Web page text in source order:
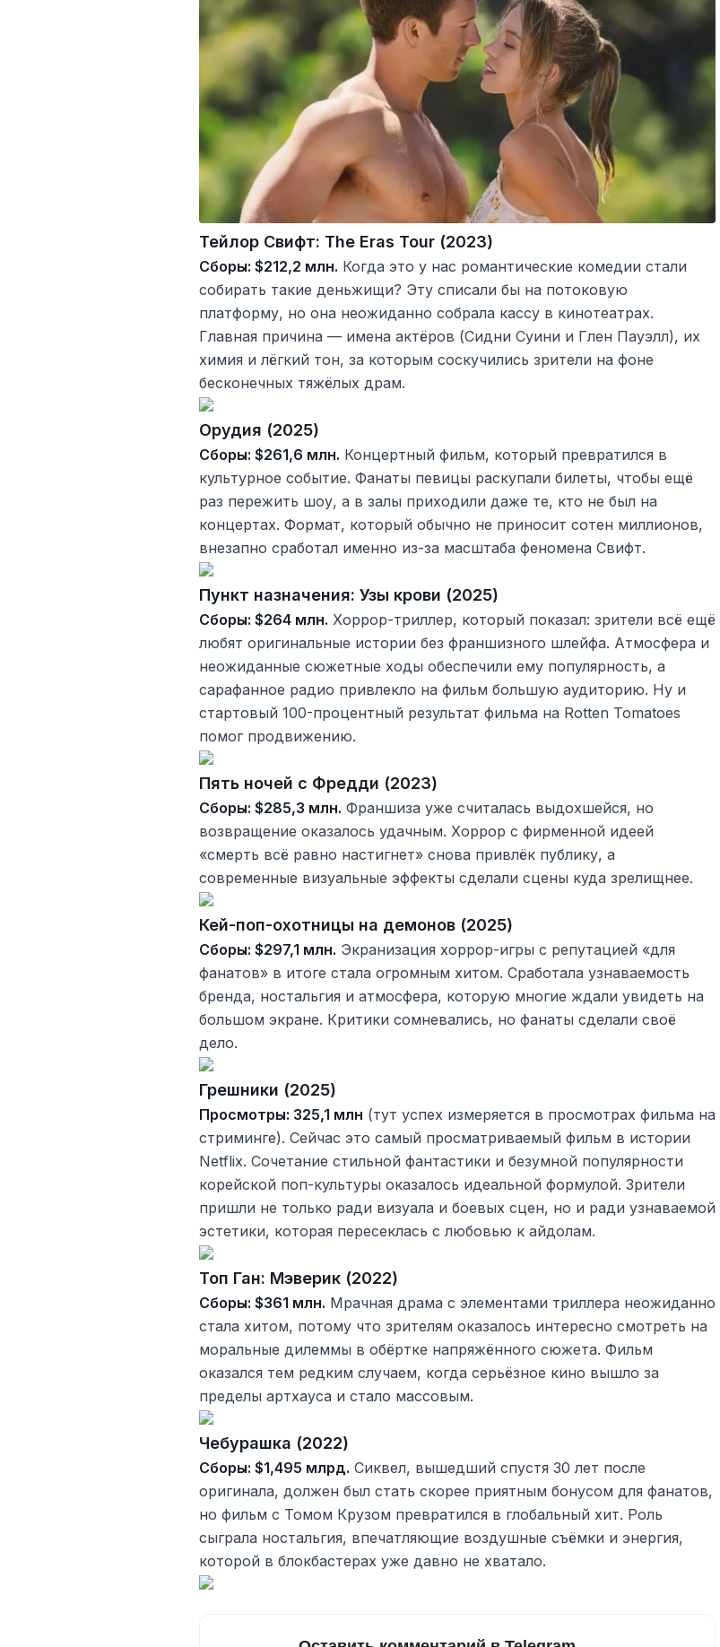
Тейлор Свифт: The Eras Tour (2023)
Сборы: $212,2 млн. Когда это у нас романтические комедии стали
собирать такие деньжищи? Эту списали бы на потоковую
платформу, но она неожиданно собрала кассу в кинотеатрах.
Главная причина — имена актёров (Сидни Суини и Глен Пауэлл), их
химия и лёгкий тон, за которым соскучились зрители на фоне
бесконечных тяжёлых драм.
Орудия (2025)
Сборы: $261,6 млн. Концертный фильм, который превратился в
культурное событие. Фанаты певицы раскупали билеты, чтобы ещё
раз пережить шоу, а в залы приходили даже те, кто не был на
концертах. Формат, который обычно не приносит сотен миллионов,
внезапно сработал именно из-за масштаба феномена Свифт.
Пункт назначения: Узы крови (2025)
Сборы: $264 млн. Хоррор-триллер, который показал: зрители всё ещё
любят оригинальные истории без франшизного шлейфа. Атмосфера и
неожиданные сюжетные ходы обеспечили ему популярность, а
сарафанное радио привлекло на фильм большую аудиторию. Ну и
стартовый 100-процентный результат фильма на Rotten Tomatoes
помог продвижению.
Пять ночей с Фредди (2023)
Сборы: $285,3 млн. Франшиза уже считалась выдохшейся, но
возвращение оказалось удачным. Хоррор с фирменной идеей
«смерть всё равно настигнет» снова привлёк публику, а
современные визуальные эффекты сделали сцены куда зрелищнее.
Кей-поп-охотницы на демонов (2025)
Сборы: $297,1 млн. Экранизация хоррор-игры с репутацией «для
фанатов» в итоге стала огромным хитом. Сработала узнаваемость
бренда, ностальгия и атмосфера, которую многие ждали увидеть на
большом экране. Критики сомневались, но фанаты сделали своё
дело.
Грешники (2025)
Просмотры: 325,1 млн (тут успех измеряется в просмотрах фильма на
стриминге). Сейчас это самый просматриваемый фильм в истории
Netflix. Сочетание стильной фантастики и безумной популярности
корейской поп-культуры оказалось идеальной формулой. Зрители
пришли не только ради визуала и боевых сцен, но и ради узнаваемой
эстетики, которая пересеклась с любовью к айдолам.
Топ Ган: Мэверик (2022)
Сборы: $361 млн. Мрачная драма с элементами триллера неожиданно
стала хитом, потому что зрителям оказалось интересно смотреть на
моральные дилеммы в обёртке напряжённого сюжета. Фильм
оказался тем редким случаем, когда серьёзное кино вышло за
пределы артхауса и стало массовым.
Чебурашка (2022)
Сборы: $1,495 млрд. Сиквел, вышедший спустя 30 лет после
оригинала, должен был стать скорее приятным бонусом для фанатов,
но фильм с Томом Крузом превратился в глобальный хит. Роль
сыграла ностальгия, впечатляющие воздушные съёмки и энергия,
которой в блокбастерах уже давно не хватало.